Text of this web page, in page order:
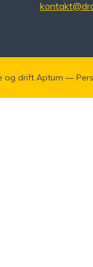
og drift Aptum —